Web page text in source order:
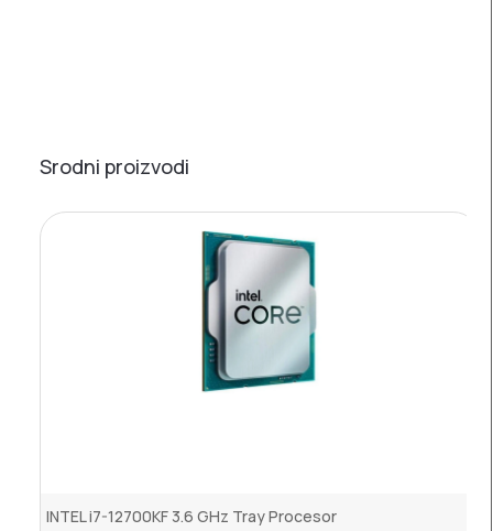
Srodni proizvodi
INTEL i7-12700KF 3.6 GHz Tray Procesor